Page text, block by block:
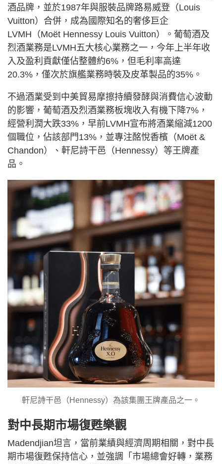
酒品牌，並於1987年與服裝品牌路易威登（Louis
Vuitton）合併，成為國際知名的奢侈巨企
LVMH（Moët Hennessy Louis Vuitton）。葡萄酒及
烈酒業務是LVMH五大核心業務之一，今年上半年收
入及盈利貢獻僅佔整體約6%，但毛利率高達
20.3%，僅次於旗艦業務時裝及皮革製品的35%。
不過酒業受到中美貿易摩擦持續發酵與消費信心波動
的影響，葡萄酒及烈酒業務板塊收入有機下降7%，
經營利潤大跌33%，早前LVMH宣布將酒業縮減1200
個職位，佔該部門13%，並專注酩悅香檳（Moët &
Chandon）、軒尼詩干邑（Hennessy）等王牌產
品。
軒尼詩干邑（Hennessy）為該集團王牌產品之一。
對中長期市場復甦樂觀
Madendjian坦言，當前業績與經濟周期相關，對中長
期市場復甦保持信心，並強調「市場總會好轉，業務